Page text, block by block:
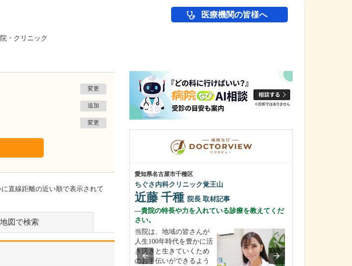
医療機関の皆様へ
・クリニック
変更
追加
変更
に直線距離の近い順で表示されて
地図で検索
愛知県名古屋市千種区
ちぐさ内科クリニック覚王山
近藤 千種 院長 取材記事
貴院の特長や力を入れている診療を教えてくだ
さい。
当院は、地域の皆さんが
人生100年時代を豊かに活
き活きと生きていくため
のお手伝いができるよう
市港南区
リニック
院を運営する先生がめざす医療の形と
うなものでしょうか?
基幹病院で豊
験を積んでき